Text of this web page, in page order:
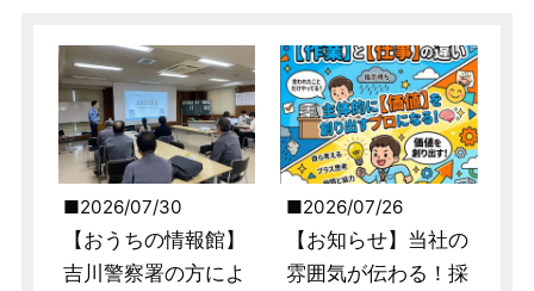
2026/07/30
【おうちの情報館】
吉川警察署の方によ
2026/07/26
【お知らせ】当社の
雰囲気が伝わる！採